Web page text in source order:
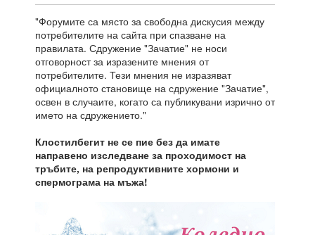
"Форумите са място за свободна дискусия между
потребителите на сайта при спазване на
правилата. Сдружение "Зачатие" не носи
отговорност за изразените мнения от
потребителите. Тези мнения не изразяват
официалното становище на сдружение "Зачатие",
освен в случаите, когато са публикувани изрично от
името на сдружението."
Клостилбегит не се пие без да имате
направено изследване за проходимост на
тръбите, на репродуктивните хормони и
спермограма на мъжа!